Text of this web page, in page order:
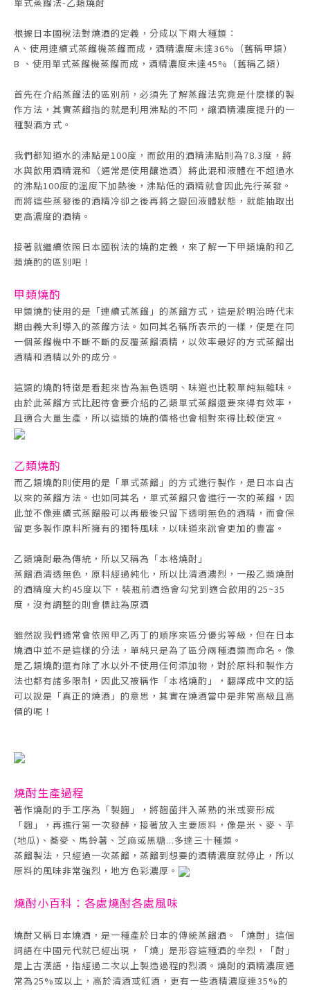
根據日本國稅法對燒酒的定義，分成以下兩大種類：
A、使用連續式蒸餾機蒸餾而成，酒精濃度未達36%（舊稱甲類）
B 、使用單式蒸餾機蒸餾而成，酒精濃度未達45%（舊稱乙類）
首先在介紹蒸餾法的區別前，必須先了解蒸餾法究竟是什麼樣的製
作方法，其實蒸餾指的就是利用沸點的不同，讓酒精濃度提升的一
種製酒方式。
我們都知道水的沸點是100度，而飲用的酒精沸點則為78.3度，將
水與飲用酒精混和（通常是使用釀造酒）將此混和液體在不超過水
的沸點100度的溫度下加熱後，沸點低的酒精就會因此先行蒸發。
而將這些蒸發後的酒精冷卻之後再將之變回液體狀態，就能抽取出
更高濃度的酒精。
接著就繼續依照日本國稅法的燒酌定義，來了解一下甲類燒酌和乙
類燒酌的區別吧！
甲類燒酌
甲類燒酌使用的是「連續式蒸餾」的蒸餾方式，這是於明治時代末
期由義大利導入的蒸餾方法。如同其名稱所表示的一樣，便是在同
一個蒸餾機中不斷不斷的反覆蒸餾酒精，以效率最好的方式蒸餾出
酒精和酒精以外的成分。
這類的燒酌特徵是看起來皆為無色透明、味道也比較單純無雜味。
由於此蒸餾方式比起待會要介紹的乙類單式蒸餾還要來得有效率，
且適合大量生產，所以這類的燒酌價格也會相對來得比較便宜。
乙類燒酌
而乙類燒酌則使用的是「單式蒸餾」的方式進行製作，是日本自古
以來的蒸餾方法。也如同其名，單式蒸餾只會進行一次的蒸餾，因
此並不像連續式蒸餾般可以再最後只留下透明無色的酒精，而會保
留更多製作原料所擁有的獨特風味，以味道來說會更加的豐富。
乙類燒酎最為傳統，所以又稱為「本格燒酎」
蒸餾酒清透無色，原料經過純化，所以比清酒濃烈，一般乙類燒酎
的酒精度大約45度以下，裝瓶前酒造會勾兌到適合飲用的25~35
度，沒有調整的則會標註為原酒
雖然說我們通常會依照甲乙丙丁的順序來區分優劣等級，但在日本
燒酒中並不是這樣的分法，單純只是為了區分兩種酒類而命名。像
是乙類燒酌還有除了水以外不使用任何添加物，對於原料和製作方
法也都有諸多限制，因此又被稱作「本格燒酌」，翻譯成中文的話
可以說是「真正的燒酒」的意思，其實在燒酒當中是非常高級且高
價的呢！
燒酎生產過程
著作燒酎的手工序為「製麴」，將麴菌拌入蒸熟的米或麥形成
「麴」，再進行第一次發酵，接著放入主要原料，像是米、麥、芋
(地瓜)、蕎麥、馬鈴薯、芝麻或黑糖...多達三十種類。
蒸餾製法，只經過一次蒸餾，蒸餾到想要的酒精濃度就停止，所以
原料的風味非常強烈，地方色彩濃厚。
燒酎小百科：各處燒酎各處風味
燒酎又稱日本燒酒，是一種產於日本的傳統蒸餾酒。「燒酎」這個
詞語在中國元代就已經出現，「燒」是形容這種酒的辛烈，「酎」
是上古漢語，指經過二次以上製造過程的烈酒。燒酎的酒精濃度通
常為25%或以上，高於清酒或紅酒，更有一些酒精濃度達35%的